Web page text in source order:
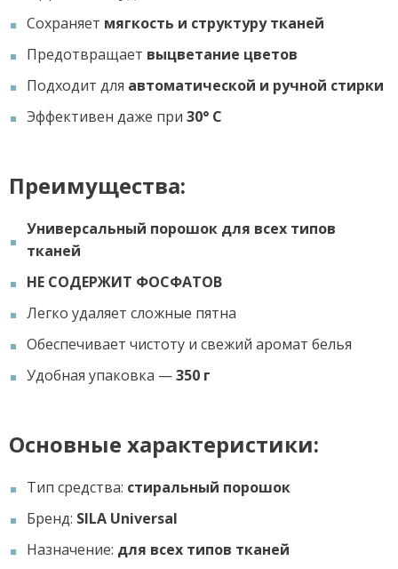
Сохраняет мягкость и структуру тканей
Предотвращает выцветание цветов
Подходит для автоматической и ручной стирки
Эффективен даже при 30° C
Преимущества:
Универсальный порошок для всех типов
тканей
НЕ СОДЕРЖИТ ФОСФАТОВ
Легко удаляет сложные пятна
Обеспечивает чистоту и свежий аромат белья
Удобная упаковка —350 г
Основные характеристики:
Тип средства: стиральный порошок
Бренд: SILA Universal
Назначение: для всех типов тканей